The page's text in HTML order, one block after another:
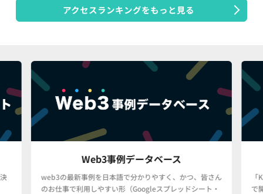
アクセスランキングをもっと見る
Web3事例データベース
web3の最新事例を日本語で分かりやすく、かつ、皆さん
のお仕事で利用しやすい形（Googleスプレッドシート・
で